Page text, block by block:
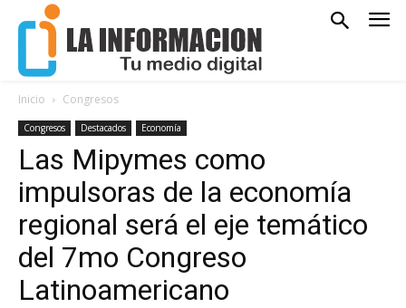
Inicio Congresos
Congresos Destacados Economía
Las Mipymes como
impulsoras de la economía
regional será el eje temático
del 7mo Congreso
Latinoamericano